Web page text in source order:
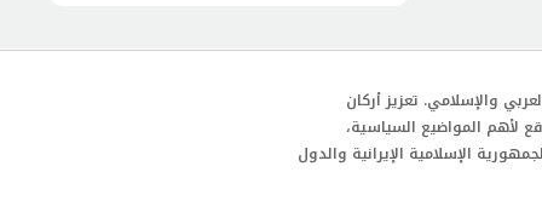
والإسلامي. تعزيز أركان
لأهم المواضيع السياسية،
الإسلامية الإيرانية والدول